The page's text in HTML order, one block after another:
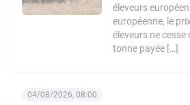
éleveurs
européenne, le
éleveurs ne cesse
tonne payée […]
04/08/2026, 08:00